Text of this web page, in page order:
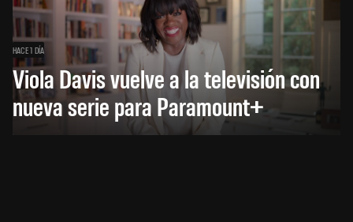
HACE 1 DÍA
Viola Davis vuelve a la televisión con
nueva serie para Paramount+